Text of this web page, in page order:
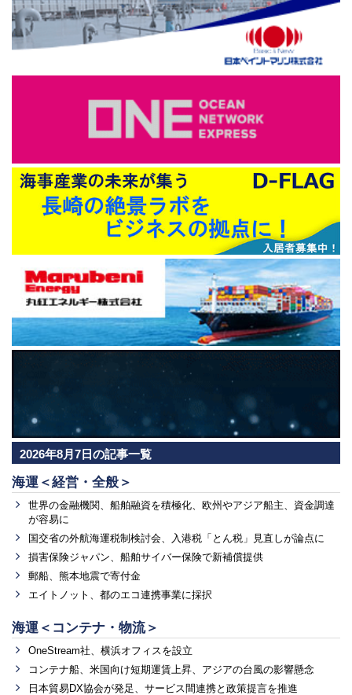
2026年8月7日の記事一覧
海運＜経営・全般＞
世界の金融機関、船舶融資を積極化、欧州やアジア船主、資金調達
が容易に
国交省の外航海運税制検討会、入港税「とん税」見直しが論点に
損害保険ジャパン、船舶サイバー保険で新補償提供
郵船、熊本地震で寄付金
エイトノット、都のエコ連携事業に採択
海運＜コンテナ・物流＞
OneStream社、横浜オフィスを設立
コンテナ船、米国向け短期運賃上昇、アジアの台風の影響懸念
日本貿易DX協会が発足、サービス間連携と政策提言を推進